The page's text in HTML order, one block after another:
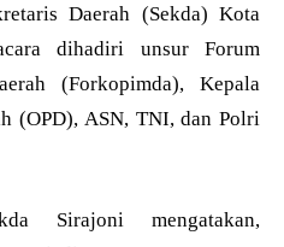
Daerah (Sekda) Kota
dihadiri unsur Forum
(Forkopimda), Kepala
(OPD), ASN, TNI, dan Polri
Sirajoni mengatakan,